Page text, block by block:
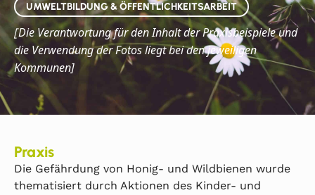
UMWELTBILDUNG & ÖFFENTLICHKEITSARBEIT
[Die Verantwortung für den Inhalt der Praxisbeispiele und
die Verwendung der Fotos liegt bei den jeweiligen
Kommunen]
Praxis
Die Gefährdung von Honig- und Wildbienen wurde
thematisiert durch Aktionen des Kinder- und